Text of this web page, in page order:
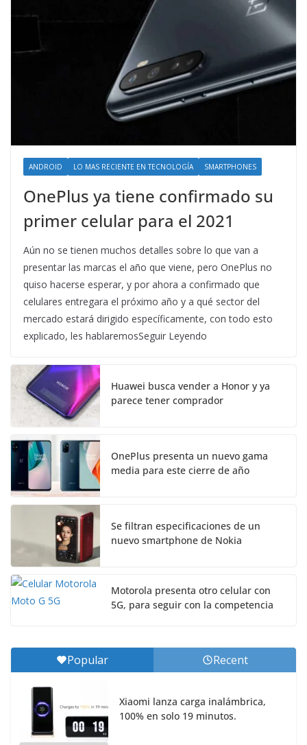
ANDROID LO MAS RECIENTE EN TECNOLOGÍA SMARTPHONES
OnePlus ya tiene confirmado su
primer celular para el 2021
Aún no se tienen muchos detalles sobre lo que van a
presentar las marcas el año que viene, pero OnePlus no
quiso hacerse esperar, y por ahora a confirmado que
celulares entregara el próximo año y a qué sector del
mercado estará dirigido específicamente, con todo esto
explicado, les hablaremosSeguir Leyendo
Huawei busca vender a Honor y ya
parece tener comprador
OnePlus presenta un nuevo gama
media para este cierre de año
Se filtran especificaciones de un
nuevo smartphone de Nokia
Motorola presenta otro celular con
5G, para seguir con la competencia
Popular Recent
Xiaomi lanza carga inalámbrica,
100% en solo 19 minutos.